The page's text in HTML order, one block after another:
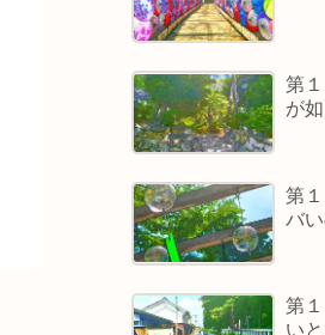
第
が
第
バ
第
いと